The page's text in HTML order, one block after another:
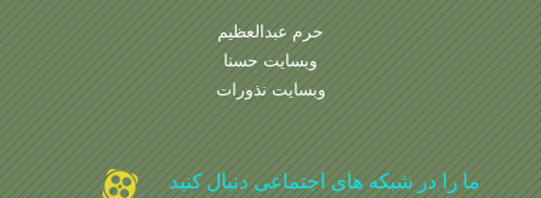
حرم عبدالعظیم
وبسایت حسنا
وبسایت نذورات
ما را در شبکه های اجتماعی دنبال کنید